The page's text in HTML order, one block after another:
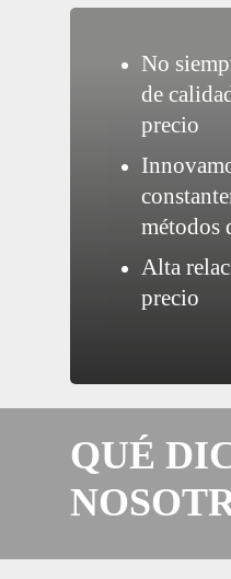
No
de
precio
métodos
Alta
precio
QUÉ